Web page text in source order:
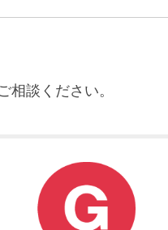
談ください。